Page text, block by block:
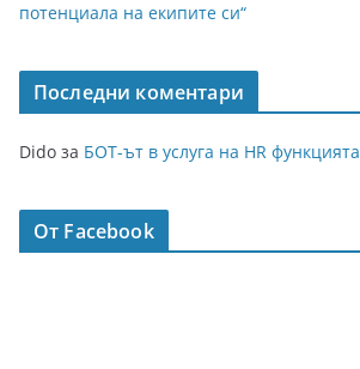
потенциала на екипите си“
Последни коментари
Dido за БОТ-ът в услуга на HR функцията
От Facebook